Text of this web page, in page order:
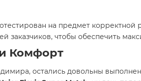
на предмет
заказчиков, чтобы обеспечить
Комфорт
остались довольны